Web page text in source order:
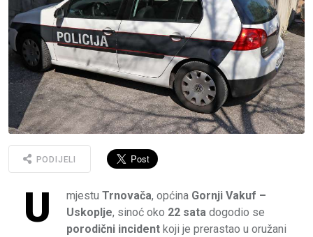
PODIJELI
U mjestu Trnovača, općina Gornji Vakuf –
Uskoplje, sinoć oko 22 sata dogodio se
porodični incident koji je prerastao u oružani